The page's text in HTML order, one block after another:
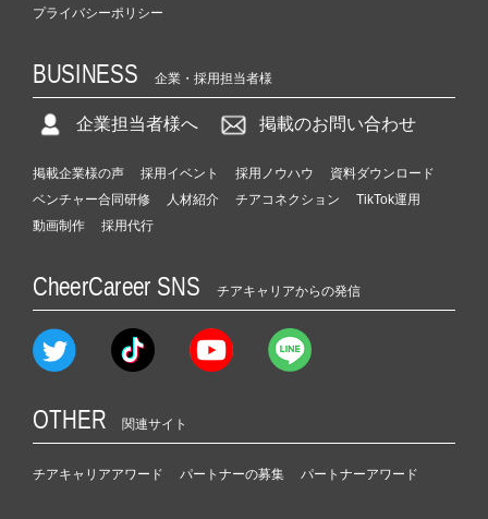
プライバシーポリシー
BUSINESS 企業・採用担当者様
企業担当者様へ 掲載のお問い合わせ
掲載企業様の声 採用イベント 採用ノウハウ
資料ダウンロード
ベンチャー合同研修
人材紹介 チアコネクション
TikTok運用
動画制作
採用代行
CheerCareer SNS チアキャリアからの発信
OTHER 関連サイト
チアキャリアアワード パートナーの募集 パートナーアワード